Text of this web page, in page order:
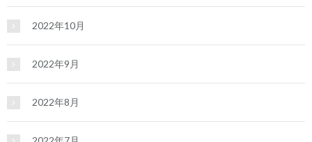
2022年10月
2022年9月
2022年8月